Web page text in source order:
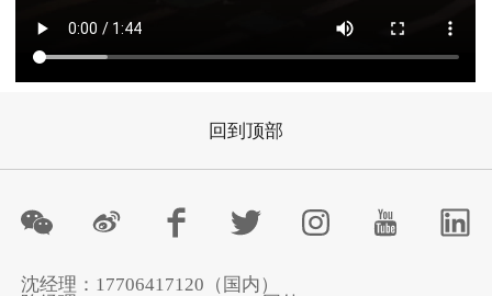
回到顶部
沈经理：17706417120（国内）